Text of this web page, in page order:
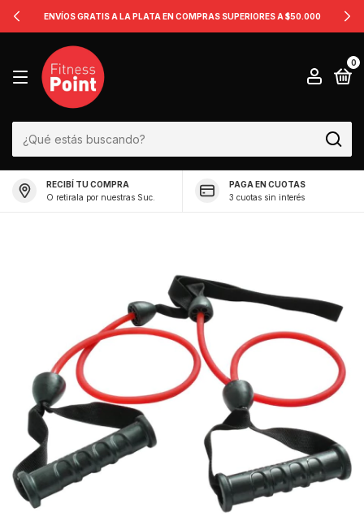
ENVÍOS GRATIS A LA PLATA EN COMPRAS SUPERIORES A $50.000
0
RECIBÍ TU COMPRA
O retirala por nuestras Suc.
PAGA EN CUOTAS
3 cuotas sin interés